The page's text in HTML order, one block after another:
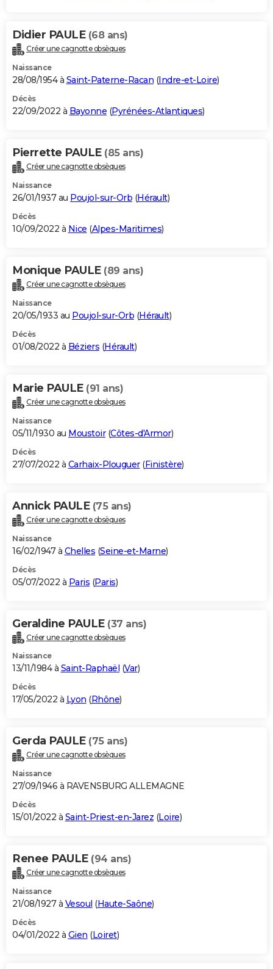
Didier PAULE (68 ans)
Créer une cagnotte obsèques
Naissance
28/08/1954 à Saint-Paterne-Racan (Indre-et-Loire)
Décès
22/09/2022 à Bayonne (Pyrénées-Atlantiques)
Pierrette PAULE (85 ans)
Créer une cagnotte obsèques
Naissance
26/01/1937 au Poujol-sur-Orb (Hérault)
Décès
10/09/2022 à Nice (Alpes-Maritimes)
Monique PAULE (89 ans)
Créer une cagnotte obsèques
Naissance
20/05/1933 au Poujol-sur-Orb (Hérault)
Décès
01/08/2022 à Béziers (Hérault)
Marie PAULE (91 ans)
Créer une cagnotte obsèques
Naissance
05/11/1930 au Moustoir(Côtes-d'Armor)
Décès
27/07/2022 à Carhaix-Plouguer(Finistère)
Annick PAULE (75 ans)
Créer une cagnotte obsèques
Naissance
16/02/1947 à Chelles (Seine-et-Marne)
Décès
05/07/2022 à Paris (Paris)
Geraldine PAULE (37 ans)
Créer une cagnotte obsèques
Naissance
13/11/1984 à Saint-Raphaël (Var)
Décès
17/05/2022 à Lyon (Rhône)
Gerda PAULE (75 ans)
Créer une cagnotte obsèques
Naissance
27/09/1946 à RAVENSBURG ALLEMAGNE
Décès
15/01/2022 à Saint-Priest-en-Jarez (Loire)
Renee PAULE (94 ans)
Créer une cagnotte obsèques
Naissance
21/08/1927 à Vesoul (Haute-Saône)
Décès
04/01/2022 à Gien (Loiret)